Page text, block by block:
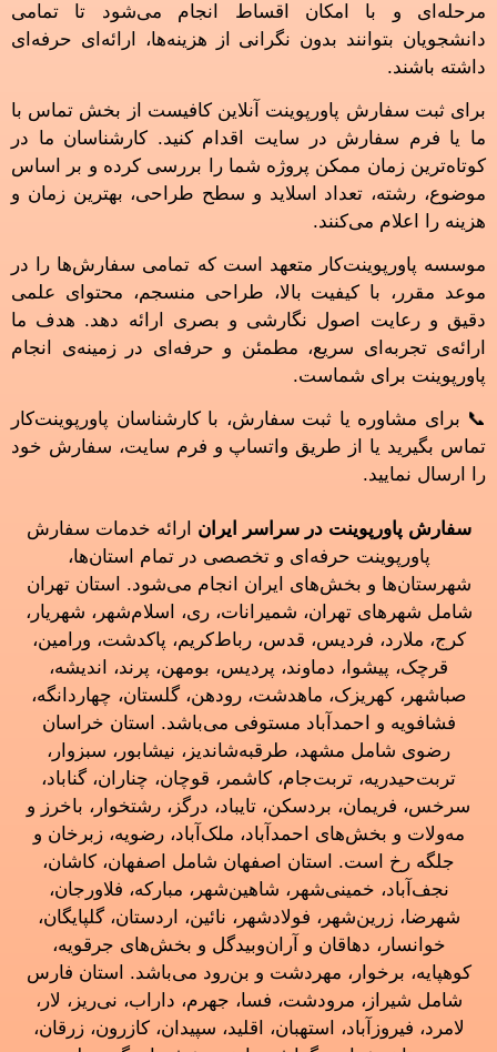
مرحله‌ای و با امکان اقساط انجام می‌شود تا تمامی
دانشجویان بتوانند بدون نگرانی از هزینه‌ها، ارائه‌ای حرفه‌ای
داشته باشند.
برای ثبت سفارش پاورپوینت آنلاین کافیست از بخش تماس با
ما یا فرم سفارش در سایت اقدام کنید. کارشناسان ما در
کوتاه‌ترین زمان ممکن پروژه شما را بررسی کرده و بر اساس
موضوع، رشته، تعداد اسلاید و سطح طراحی، بهترین زمان و
هزینه را اعلام می‌کنند.
موسسه پاورپوینت‌کار متعهد است که تمامی سفارش‌ها را در
موعد مقرر، با کیفیت بالا، طراحی منسجم، محتوای علمی
دقیق و رعایت اصول نگارشی و بصری ارائه دهد. هدف ما
ارائه‌ی تجربه‌ای سریع، مطمئن و حرفه‌ای در زمینه‌ی انجام
پاورپوینت برای شماست.
📞 برای مشاوره یا ثبت سفارش، با کارشناسان پاورپوینت‌کار
تماس بگیرید یا از طریق واتساپ و فرم سایت، سفارش خود
را ارسال نمایید.
سفارش پاورپوینت در سراسر ایران ارائه خدمات سفارش
پاورپوینت حرفه‌ای و تخصصی در تمام استان‌ها،
شهرستان‌ها و بخش‌های ایران انجام می‌شود. استان تهران
شامل شهرهای تهران، شمیرانات، ری، اسلام‌شهر، شهریار،
کرج، ملارد، فردیس، قدس، رباط‌کریم، پاکدشت، ورامین،
قرچک، پیشوا، دماوند، پردیس، بومهن، پرند، اندیشه،
صباشهر، کهریزک، ماهدشت، رودهن، گلستان، چهاردانگه،
فشافویه و احمدآباد مستوفی می‌باشد. استان خراسان
رضوی شامل مشهد، طرقبه‌شاندیز، نیشابور، سبزوار،
تربت‌حیدریه، تربت‌جام، کاشمر، قوچان، چناران، گناباد،
سرخس، فریمان، بردسکن، تایباد، درگز، رشتخوار، باخرز و
مه‌ولات و بخش‌های احمدآباد، ملک‌آباد، رضویه، زبرخان و
جلگه رخ است. استان اصفهان شامل اصفهان، کاشان،
نجف‌آباد، خمینی‌شهر، شاهین‌شهر، مبارکه، فلاورجان،
شهرضا، زرین‌شهر، فولادشهر، نائین، اردستان، گلپایگان،
خوانسار، دهاقان و آران‌وبیدگل و بخش‌های جرقویه،
کوهپایه، برخوار، مهردشت و بن‌رود می‌باشد. استان فارس
شامل شیراز، مرودشت، فسا، جهرم، داراب، نی‌ریز، لار،
لامرد، فیروزآباد، استهبان، اقلید، سپیدان، کازرون، زرقان،